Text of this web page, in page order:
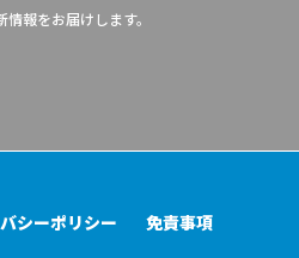
報をお届けします。
シーポリシー 免責事項